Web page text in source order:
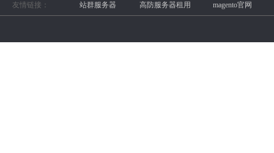
友情链接： 站群服务器 高防服务器租用 magento官网